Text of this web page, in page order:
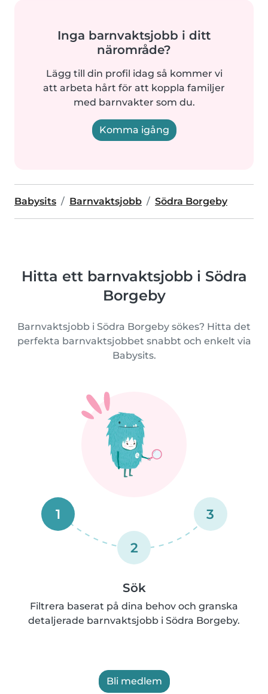
Inga barnvaktsjobb i ditt
närområde?
Lägg till din profil idag så kommer vi
att arbeta hårt för att koppla familjer
med barnvakter som du.
Komma igång
Babysits Barnvaktsjobb Södra Borgeby
Hitta ett barnvaktsjobb i Södra
Borgeby
Barnvaktsjobb i Södra Borgeby sökes? Hitta det
perfekta barnvaktsjobbet snabbt och enkelt via
Babysits.
1
2
3
Sök
Filtrera baserat på dina behov och granska
detaljerade barnvaktsjobb i Södra Borgeby.
Bli medlem